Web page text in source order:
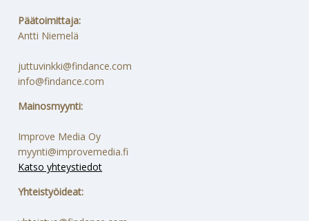
Päätoimittaja:
Antti Niemelä
juttuvinkki@findance.com
info@findance.com
Mainosmyynti:
Improve Media Oy
myynti@improvemedia.fi
Katso yhteystiedot
Yhteistyöideat: